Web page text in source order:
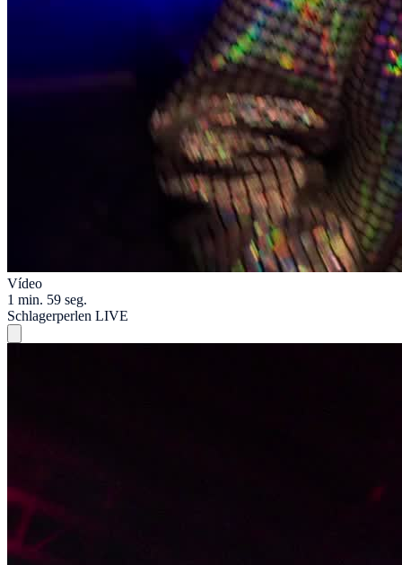
Vídeo
1 min. 59 seg.
Schlagerperlen LIVE